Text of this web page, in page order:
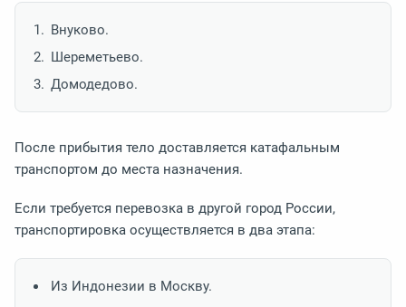
Внуково.
Шереметьево.
Домодедово.
После прибытия тело доставляется катафальным
транспортом до места назначения.
Если требуется перевозка в другой город России,
транспортировка осуществляется в два этапа:
Из Индонезии в Москву.